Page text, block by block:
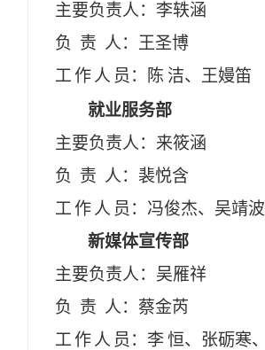
主要负责人 ：李轶涵
负责 人 ：王圣博
工作人 员 ：陈 洁、 王嫚笛
就业服务部
主要负责人 ：来筱涵
负责 人 ：裴悦含
工作人 员 ：冯俊杰、 吴靖波
新媒体宣传部
主要负责人 ：吴雁祥
负责 人 ：蔡金芮
工作人 员 ：李 恒、 张砺寒、